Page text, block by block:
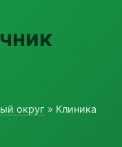
округ » Клиника